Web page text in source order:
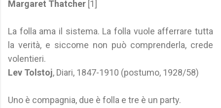
Margaret Thatcher [1]
La folla ama il sistema. La folla vuole afferrare tutta
la verità, e siccome non può comprenderla, crede
volentieri.
Lev Tolstoj, Diari, 1847-1910 (postumo, 1928/58)
Uno è compagnia, due è folla e tre è un party.